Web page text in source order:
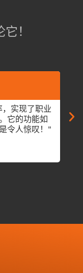
！
实现了职业
它的功能如
令人惊叹！"
励